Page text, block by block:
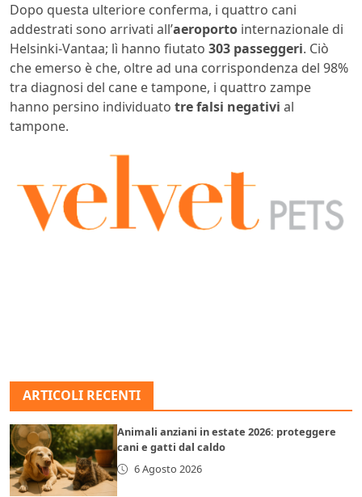
Dopo questa ulteriore conferma, i quattro cani
addestrati sono arrivati all’aeroporto internazionale di
Helsinki-Vantaa; lì hanno fiutato 303 passeggeri. Ciò
che emerso è che, oltre ad una corrispondenza del 98%
tra diagnosi del cane e tampone, i quattro zampe
hanno persino individuato tre falsi negativi al
tampone.
ARTICOLI RECENTI
Animali anziani in estate 2026: proteggere
cani e gatti dal caldo
6 Agosto 2026